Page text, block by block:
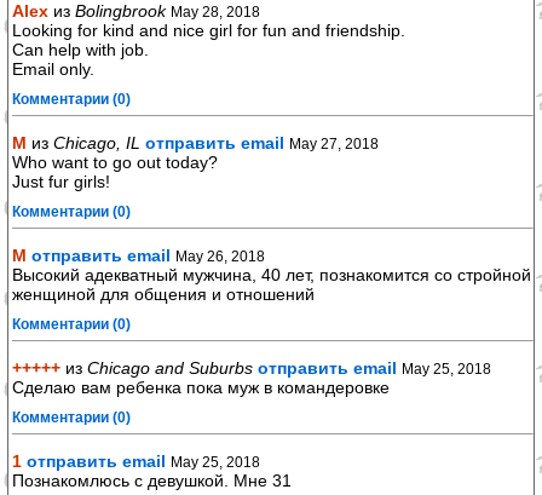
Alex из Bolingbrook May 28, 2018
Looking for kind and nice girl for fun and friendship.
Can help with job.
Email only.
Комментарии (0)
M из Chicago, IL отправить email May 27, 2018
Who want to go out today?
Just fur girls!
Комментарии (0)
М отправить email May 26, 2018
Высокий адекватный мужчина, 40 лет, познакомится со стройной
женщиной для общения и отношений
Комментарии (0)
+++++ из Chicago and Suburbs отправить email May 25, 2018
Сделаю вам ребенка пока муж в командеровке
Комментарии (0)
1 отправить email May 25, 2018
Познакомлюсь с девушкой. Мне 31